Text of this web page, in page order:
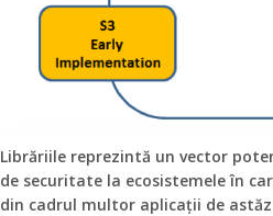
Librăriile reprezintă un vector
de securitate la ecosistemele în
din cadrul multor aplicaţii de